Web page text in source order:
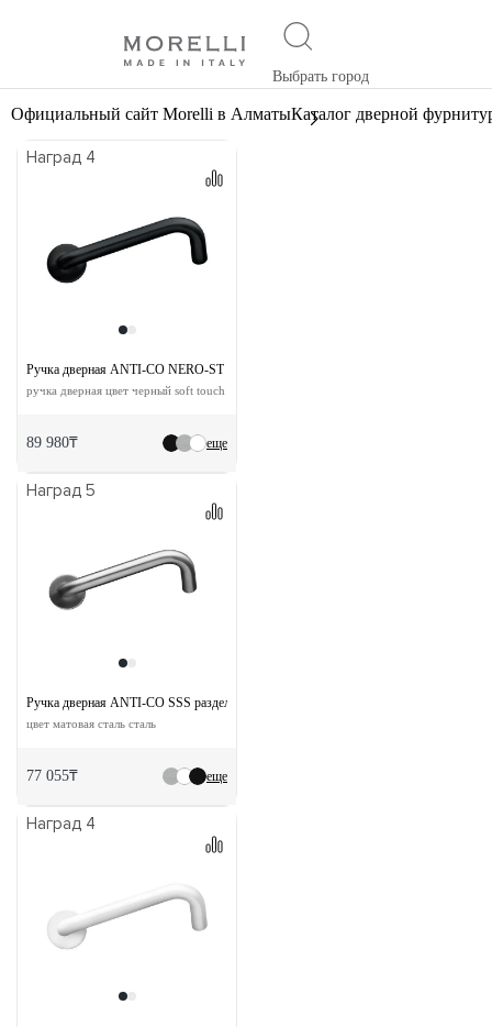
Выбрать город
Официальный сайт Morelli в АлматыКаталог дверной
Наград 4
еще
Ручка дверная ANTI-CO NERO-ST
ручка дверная цвет черный soft touch
89 980₸
Наград 5
еще
Ручка дверная ANTI-CO SSS раздельная без розетки
цвет матовая сталь сталь
77 055₸
Наград 4